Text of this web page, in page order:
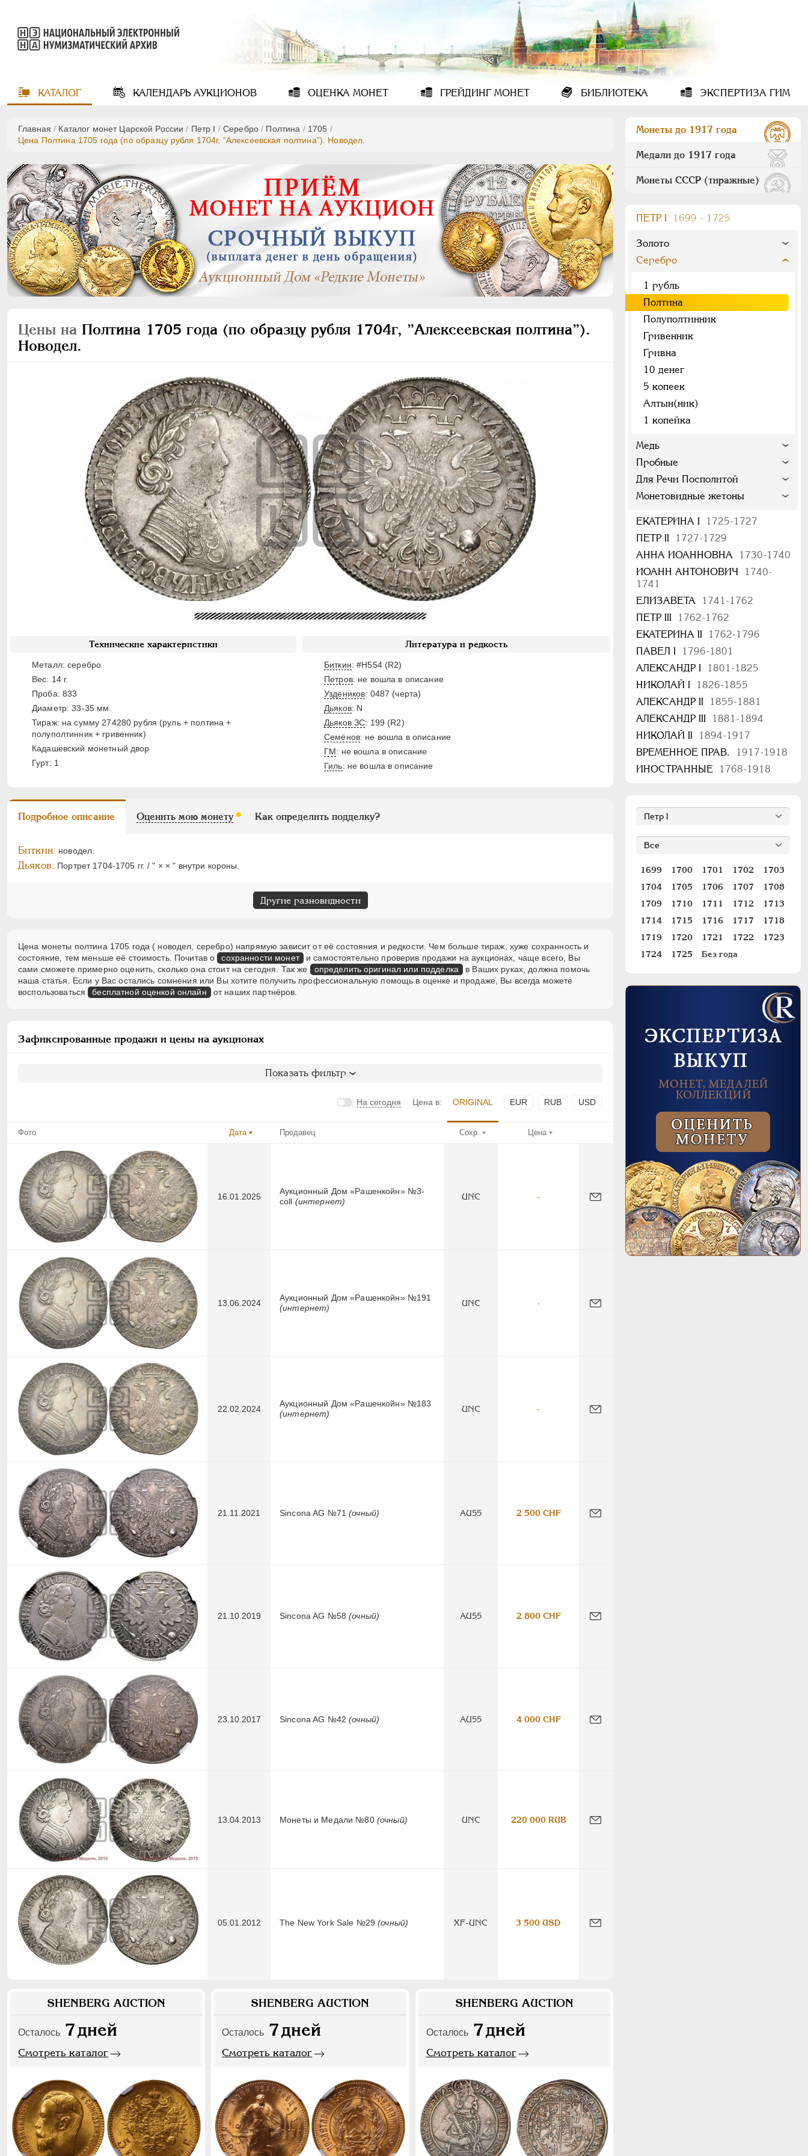
КАТАЛОГ КАЛЕНДАРЬАУКЦИОНОВ ОЦЕНКА МОНЕТ ГРЕЙДИНГМОНЕТ БИБЛИОТЕКА ЭКСПЕРТИЗА ГИМ
Главная / Каталог монет Царской России / Пeтр I /Серебро / Полтина / 1705 /
Цена Полтина 1705 года (по образцу рубля 1704г, ”Алексеевская полтина”). Новодел.
Цены на Полтина 1705 года (по образцу рубля 1704г, ”Алексеевская полтина”).
Новодел.
Технические характеристики
Металл: серебро
Вес: 14 г.
Проба: 833
Диаметр: 33-35 мм.
Тираж: на сумму 274280 рубля (руль + полтина +
полуполтинник + гривенник)
Кадашевский монетный двор
Гурт: 1
Литература и редкость
Биткин: #H554 (R2)
Петров: не вошла в описание
Уздеников: 0487 (черта)
Дьяков: N
Дьяков ЗС: 199 (R2)
Семёнов: не вошла в описание
ГМ: не вошла в описание
Гиль: не вошла в описание
Подробное описание Оценить мою монету Как определить подделку?
Биткин: новодел.
Дьяков: Портрет 1704-1705 гг. / " × × " внутри короны.
Другие разновидности
Цена монеты полтина 1705 года ( новодел, серебро) напрямую зависит от её состояния и редкости. Чем больше тираж, хуже сохранность и
состояние, тем меньше её стоимость. Почитав о сохранности монет и самостоятельно проверив продажи на аукционах, чаще всего, Вы
сами сможете примерно оценить, сколько она стоит на сегодня. Так же
определить оригинал или подделка
в Ваших руках, должна помочь
наша статья. Если у Вас остались сомнения или Вы хотите получить профессиональную помощь в оценке и продаже, Вы всегда можете
воспользоваться бесплатной оценкой онлайн от наших партнёров.
Зафиксированные продажи и цены на аукционах
Показать фильтр
На сегодня Цена в: ORIGINAL EUR RUB USD
Фото Дата Продавец Сохр. Цена
16.01.2025
Аукционный Дом «Рашенкойн» №3-
coll (интернет)
UNC -
13.06.2024
Аукционный Дом «Рашенкойн» №191
(интернет)
UNC -
22.02.2024
Аукционный Дом «Рашенкойн» №183
(интернет)
UNC -
21.11.2021 Sincona AG №71(очный) AU55 2 500 CHF
21.10.2019 Sincona AG №58(очный) AU55 2 800 CHF
23.10.2017 Sincona AG №42(очный) AU55 4 000 CHF
13.04.2013 Монеты и Медали №80 (очный) UNC 220 000 RUB
05.01.2012 The New York Sale №29(очный) XF-UNC 3 500 USD
SHENBERG AUCTION
Осталось 7дней
Смотреть каталог
SHENBERG AUCTION
Осталось 7дней
Смотреть каталог
SHENBERG AUCTION
Осталось 7дней
Смотреть каталог
Монеты до 1917 года
Медали до 1917 года
Монеты СССР (тиражные)
ПEТР I 1699 - 1725
Золото
Серебро
1 рубль
Полтина
Полуполтинник
Гривенник
Гривна
10 денег
5 копеек
Алтын(ник)
1 копейка
Медь
Пробные
Для Речи Посполитой
Монетовидные жетоны
ЕКАТЕРИНА I
1725-1727
ПЕТР II
1727-1729
АННА ИОАННОВНА
1730-1740
ИОАНН АНТОНОВИЧ
1740-
1741
ЕЛИЗАВЕТА
1741-1762
ПЕТР III
1762-1762
ЕКАТЕРИНА II
1762-1796
ПАВЕЛ I
1796-1801
АЛЕКСАНДР I
1801-1825
НИКОЛАЙ I
1826-1855
АЛЕКСАНДР II
1855-1881
АЛЕКСАНДР III
1881-1894
НИКОЛАЙ II
1894-1917
ВРЕМЕННОЕ ПРАВ.
1917-1918
ИНОСТРАННЫЕ
1768-1918
1699 1700 1701 1702
1703
1704
1705 1706 1707
1708
1709
1710 1711 1712
1713
1714
1715 1716 1717
1718
1719
1720 1721 1722
1723
1724
1725 Без года